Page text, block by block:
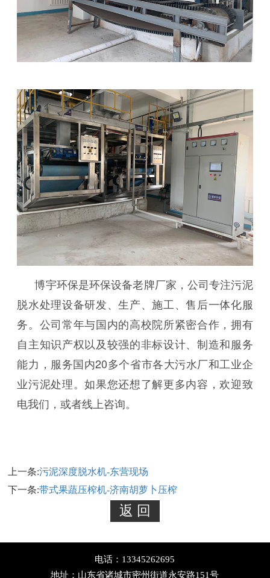
博宇环保是环保设备老牌厂家，公司专注污泥
脱水处理设备研发、生产、施工、售后一体化服
务。公司常年与国内的高校院所紧密合作，拥有
自主知识产权以及较强的非标设计、制造和服务
能力，服务国内20多个省市各大污水厂和工业企
业污泥处理。如果您还想了解更多内容，欢迎致
电我们，或者线上咨询。
上一条:污泥深度脱水机-东营现场
下一条:带式果蔬压榨机-济南胡萝卜压榨
电话：13345262695
地址：山东省诸城市密州街道永安路151号